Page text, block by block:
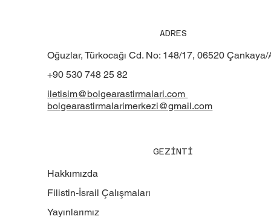
ADRES
Oğuzlar, Türkocağı Cd. No: 148/17, 06520
+90 530 748 25 82
iletisim@bolgearastirmalari.com
bolgearastirmalarimerkezi@gmail.com
GEZİNTİ
Hakkımızda
Filistin-İsrail Çalışmaları
Yayınlarımız